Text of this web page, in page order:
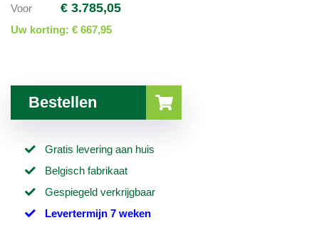
Voor
€ 3.785,05
Uw korting: € 667,95
Bestellen
Gratis levering aan huis
Belgisch fabrikaat
Gespiegeld verkrijgbaar
Levertermijn 7 weken